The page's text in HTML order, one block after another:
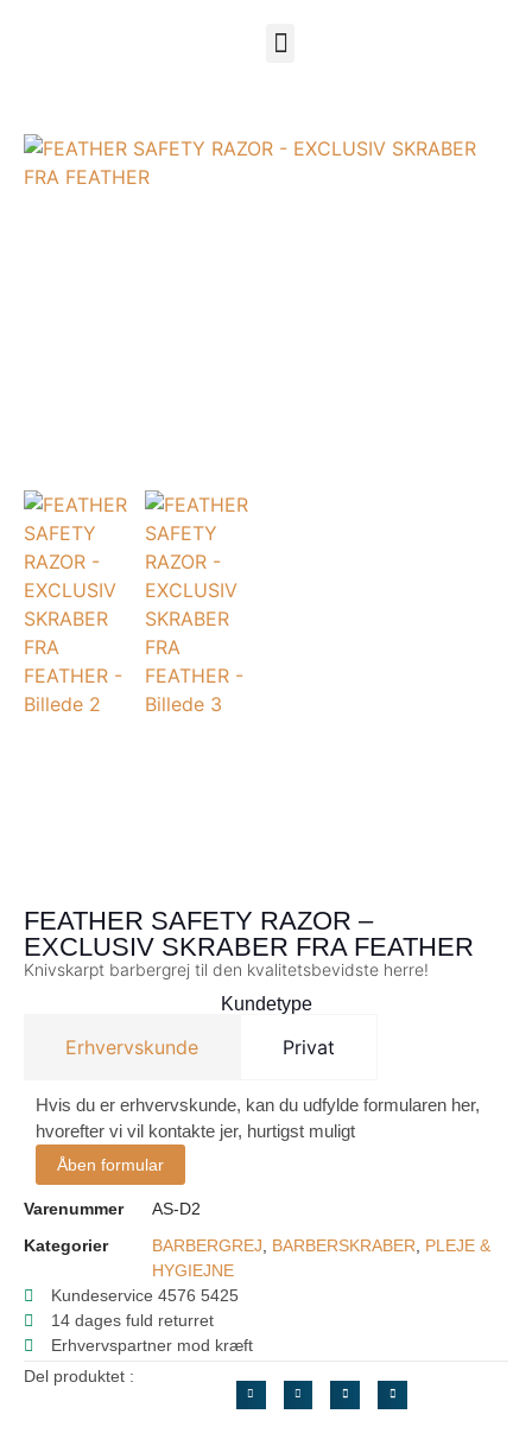
FEATHER SAFETY RAZOR –
EXCLUSIV SKRABER FRA FEATHER
Knivskarpt barbergrej til den kvalitetsbevidste herre!
Kundetype
Erhvervskunde Privat
Hvis du er erhvervskunde, kan du udfylde formularen her,
hvorefter vi vil kontakte jer, hurtigst muligt
Åben formular
Varenummer
AS-D2
Kategorier
BARBERGREJ, BARBERSKRABER, PLEJE &
HYGIEJNE
Kundeservice 4576 5425
14 dages fuld returret
Erhvervspartner mod kræft
Del produktet :